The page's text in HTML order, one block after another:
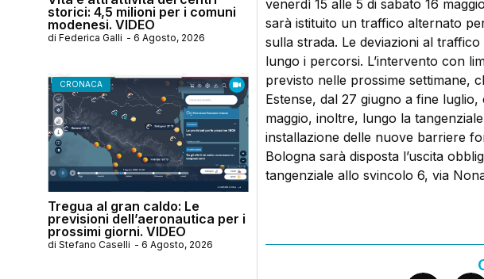
storici: 4,5 milioni per i comuni
modenesi. VIDEO
di Federica Galli - 6 Agosto, 2026
CRONACA
Tregua al gran caldo: Le
previsioni dell’aeronautica per i
prossimi giorni. VIDEO
di Stefano Caselli - 6 Agosto, 2026
venerdì 15 alle 5 di sabato 16
sarà istituito un traffico alternato
sulla strada. Le deviazioni al
lungo i percorsi. L’intervento con
previsto nelle prossime settimane,
Estense, dal 27 giugno a fine
maggio, inoltre, lungo la
installazione delle nuove barriere
Bologna sarà disposta l’uscita
tangenziale allo svincolo 6, via